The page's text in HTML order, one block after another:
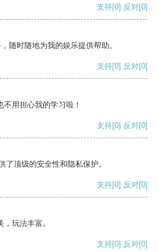
支持[0] 反对[0]
随时随地为我的娱乐提供帮助。
支持[0] 反对[0]
用担心我的学习啦！
支持[0] 反对[0]
顶级的安全性和隐私保护。
支持[0] 反对[0]
玩法丰富。
支持[0] 反对[0]